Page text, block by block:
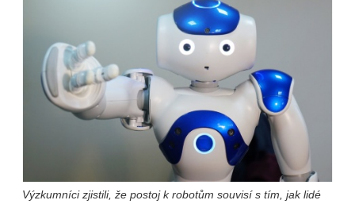
Výzkumníci zjistili, že postoj k robotům souvisí s tím, jak lidé